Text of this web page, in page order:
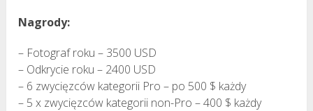
Nagrody:
– Fotograf roku – 3500 USD
– Odkrycie roku – 2400 USD
– 6 zwycięzców kategorii Pro – po 500 $ każdy
– 5 x zwycięzców kategorii non-Pro – 400 $ każdy